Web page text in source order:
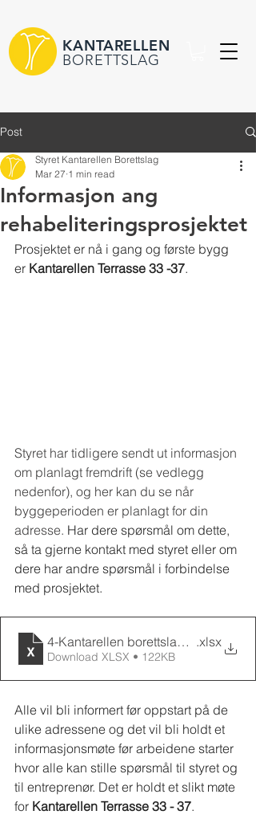
KANTARELLEN
BORETTSLAG
Post
Informasjon ang
rehabeliteringsprosjektet
Styret Kantarellen Borettslag
Mar 27 1 min read
Prosjektet er nå i gang og første bygg
er Kantarellen Terrasse 33 -37.
Styret har tidligere sendt ut informasjon
om planlagt fremdrift (se vedlegg
nedenfor), og her kan du se når
byggeperioden er planlagt for din
adresse. Har dere spørsmål om dette,
så ta gjerne kontakt med styret eller om
dere har andre spørsmål i forbindelse
med prosjektet.
4-Kantarellen borettslag - .xlsx
Download XLSX • 122KB
Alle vil bli informert før oppstart på de
ulike adressene og det vil bli holdt et
informasjonsmøte før arbeidene starter
hvor alle kan stille spørsmål til styret og
til entreprenør. Det er holdt et slikt møte
for Kantarellen Terrasse 33 - 37.